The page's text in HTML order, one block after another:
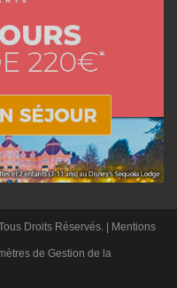
Droits Réservés. | Mentions
de Gestion de la